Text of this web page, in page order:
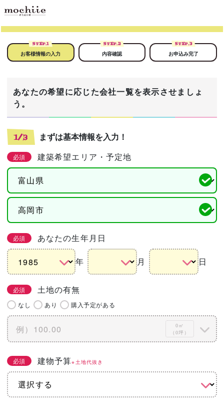
STEP.1
お客様情報の入力
STEP.2
内容確認
STEP.3
お申込み完了
あなたの希望に応じた会社一覧を表示させましょ
う。
1/3 まずは基本情報を入力！
必須 建築希望エリア・予定地
必須 あなたの生年月日
年 月 日
必須 土地の有無
なし あり 購入予定がある
0㎡
（0坪）
必須 建物予算※土地代抜き